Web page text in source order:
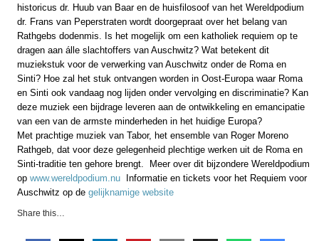
historicus dr. Huub van Baar en de huisfilosoof van het Wereldpodium
dr. Frans van Peperstraten wordt doorgepraat over het belang van
Rathgebs dodenmis. Is het mogelijk om een katholiek requiem op te
dragen aan álle slachtoffers van Auschwitz? Wat betekent dit
muziekstuk voor de verwerking van Auschwitz onder de Roma en
Sinti? Hoe zal het stuk ontvangen worden in Oost-Europa waar Roma
en Sinti ook vandaag nog lijden onder vervolging en discriminatie? Kan
deze muziek een bijdrage leveren aan de ontwikkeling en emancipatie
van een van de armste minderheden in het huidige Europa?
Met prachtige muziek van Tabor, het ensemble van Roger Moreno
Rathgeb, dat voor deze gelegenheid plechtige werken uit de Roma en
Sinti-traditie ten gehore brengt. Meer over dit bijzondere Wereldpodium
op www.wereldpodium.nu Informatie en tickets voor het Requiem voor
Auschwitz op de gelijknamige website
Share this…